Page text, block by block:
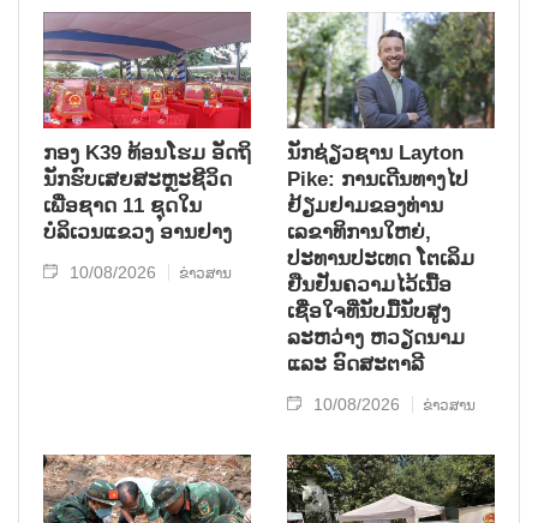
ກອງ K39 ທ້ອນໂຮມ ອັດຖິ
ນັກຮົບເສຍສະຫຼະຊີວິດ
ເພື່ອຊາດ 11 ຊຸດໃນ
ບໍລິເວນແຂວງ ອານຢາງ
10/08/2026 ຂ່າວສານ
ນັກຊ່ຽວຊານ Layton
Pike: ການເດີນທາງໄປ
ຢ້ຽມຢາມຂອງທ່ານ
ເລຂາທິການໃຫຍ່,
ປະທານປະເທດ ໂຕເລິມ
ຢືນຢັນຄວາມໄວ້ເນື້ອ
ເຊື່ອໃຈທີ່ນັບມື້ນັບສູງ
ລະຫວ່າງ ຫວຽດນາມ
ແລະ ອົດສະຕາລີ
10/08/2026 ຂ່າວສານ